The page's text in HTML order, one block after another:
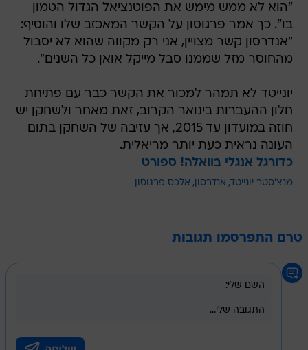
"הוא לא ממש מימש את הפוטנציאל הגדול הטמון
בו". כך אמר פרגוסון על הקשר המאכזב שלו והוסיף:
"אנדרסון קשר מצויין, אני רק מקווה שהוא לא יסבול
מהחוסר מזל שממנו סבל מייקל אואן כל השנים".
יונייטד לא תמהר למכור את הקשר כבר עם פתיחת
חלון ההעברות בינואר הקרוב, זאת מאחר ולשחקן יש
חוזה במועדון עד 2015, אך עזיבה של השחקן בתום
העונה נראית כעת יותר מריאלית.
כדורגל אנגלי בוואלה! ספורט
מנצ'סטר יונייטד אנדרסון אלכס פרגוסון
טרם התפרסמו תגובות